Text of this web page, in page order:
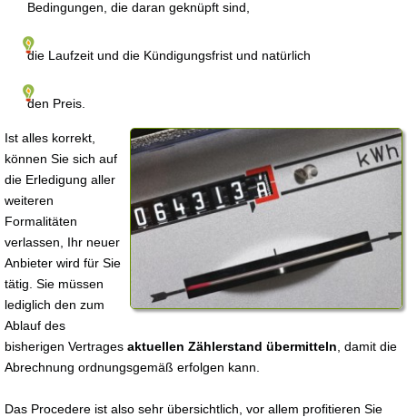
Bedingungen, die daran geknüpft sind,
die Laufzeit und die Kündigungsfrist und natürlich
den Preis.
Ist alles korrekt,
können Sie sich auf
die Erledigung aller
weiteren
Formalitäten
verlassen, Ihr neuer
Anbieter wird für Sie
tätig. Sie müssen
lediglich den zum
Ablauf des
bisherigen Vertrages aktuellen Zählerstand übermitteln , damit die
Abrechnung ordnungsgemäß erfolgen kann.
Das Procedere ist also sehr übersichtlich, vor allem profitieren Sie